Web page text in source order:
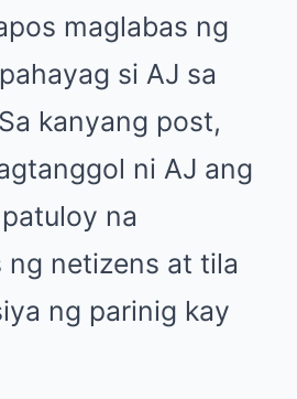
maglabas ng
si AJ sa
kanyang post,
ni AJ ang
na
ng netizens at tila
ng parinig kay